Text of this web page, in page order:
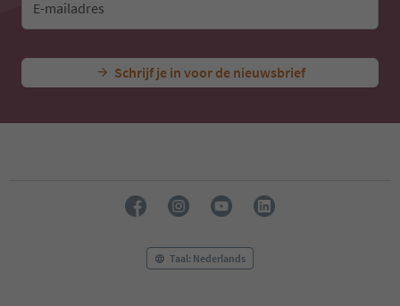
E-mailadres
Schrijf je in voor de nieuwsbrief
Taal: Nederlands